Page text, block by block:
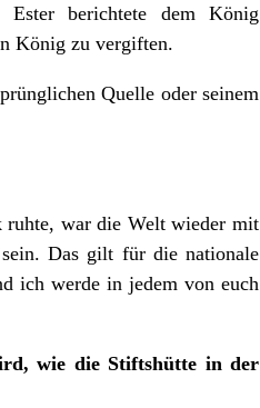
berichtete dem König
König zu vergiften.
Quelle oder seinem
ruhte, war die Welt wieder mit
Das gilt für die nationale
ich werde in jedem von euch
wie die Stiftshütte in der